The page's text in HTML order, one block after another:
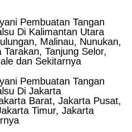
Pembuatan Tangan
Di Kalimantan Utara
Malinau, Nunukan,
Tanjung Selor,
dan Sekitarnya
Pembuatan Tangan
Di Jakarta
Barat, Jakarta Pusat,
Timur, Jakarta